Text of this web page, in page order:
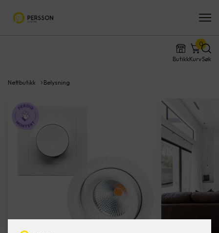
ButikkKurv
0
Søk
Nettbutikk Belysning